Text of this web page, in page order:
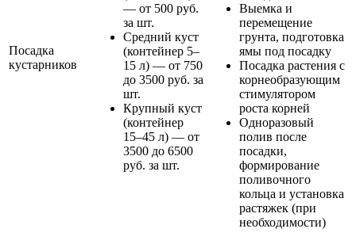
Посадка
кустарников
— от 500 руб.
за шт.
Средний куст
(контейнер 5–
15 л) — от 750
до 3500 руб. за
шт.
Крупный куст
(контейнер
15–45 л) — от
3500 до 6500
руб. за шт.
Выемка и
перемещение
грунта, подготовка
ямы под посадку
Посадка растения с
корнеобразующим
стимулятором
роста корней
Одноразовый
полив после
посадки,
формирование
поливочного
кольца и установка
растяжек (при
необходимости)